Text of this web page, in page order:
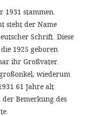
1931 stammen.
steht der Name
Schrift. Diese
1925 geboren
ihr Großvater.
wiederum
61 Jahre alt
Bemerkung des